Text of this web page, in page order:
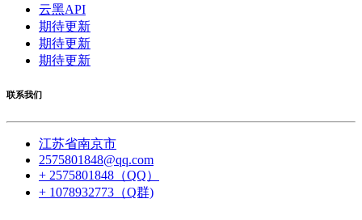
云黑API
期待更新
期待更新
期待更新
联系我们
江苏省南京市
2575801848@qq.com
+ 2575801848（QQ）
+ 1078932773（Q群)